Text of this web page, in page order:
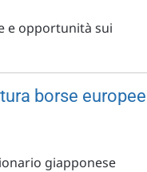
e opportunità sui
borse europee
giapponese